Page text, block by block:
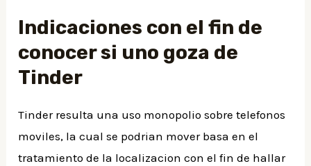
Indicaciones con el fin de
conocer si uno goza de
Tinder
Tinder resulta una uso monopolio sobre telefonos
moviles, la cual se podrian mover basa en el
tratamiento de la localizacion con el fin de hallar